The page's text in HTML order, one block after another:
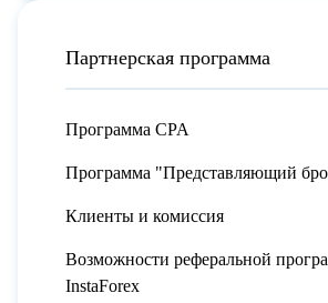
Партнерская программа
Программа CPA
Программа "Представляющий
Клиенты и комиссия
Возможности реферальной
InstaForex